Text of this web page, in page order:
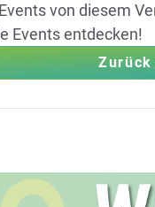
von diesem
Events entdecken!